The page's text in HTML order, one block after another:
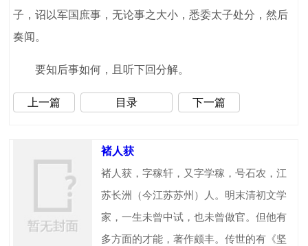
子，诏以军国庶事，无论事之大小，悉委太子处分，然后
奏闻。
要知后事如何，且听下回分解。
上一篇 目录 下一篇
褚人获
褚人获，字稼轩，又字学稼，号石农，江
苏长洲（今江苏苏州）人。明末清初文学
家，一生未曾中试，也未曾做官。但他有
多方面的才能，著作颇丰。传世的有《坚